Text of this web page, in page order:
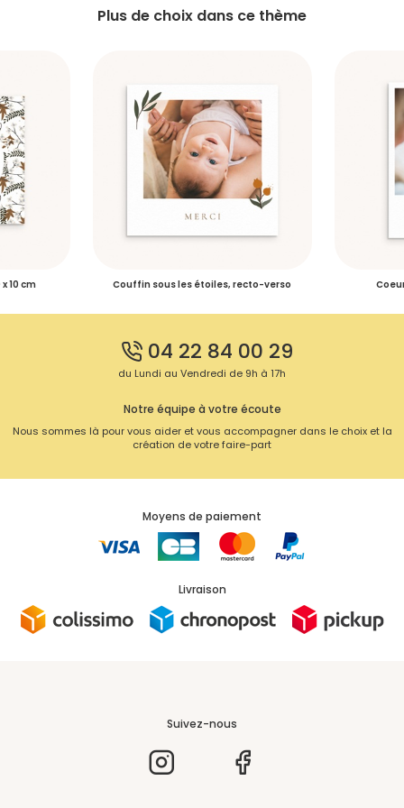
Plus de choix dans ce thème
10 cm Couffin sous les étoiles, recto-verso
04 22 84 00 29
du Lundi au Vendredi de 9h à 17h
Notre équipe à votre écoute
Nous sommes là pour vous aider et vous accompagner dans le choix et la
création de votre faire-part
Moyens de paiement
Livraison
Suivez-nous